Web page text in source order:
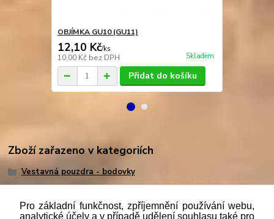
OBJÍMKA GU10 (GU11)
12,10 Kč/ks
10,00 Kč bez DPH Skladem
Přidat do košíku
Zboží zařazeno v kategoriích
Vestavná pouzdra - bodovky
Pro základní funkčnost, zpříjemnění používání webu,
analytické účely a v případě udělení souhlasu také pro